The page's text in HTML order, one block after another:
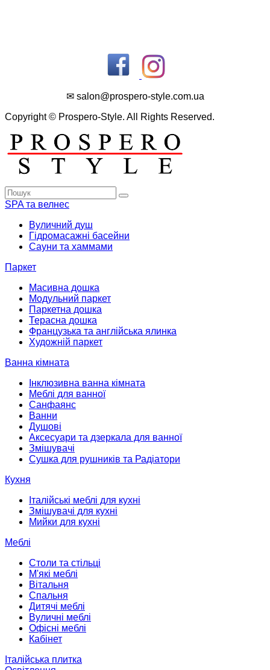
✉ salon@prospero-style.com.ua
Copyright © Prospero-Style. All Rights Reserved.
SPA та велнес
Вуличний душ
Гідромасажні басейни
Сауни та хаммами
Паркет
Масивна дошка
Модульний паркет
Паркетна дошка
Терасна дошка
Французька та англійська ялинка
Художній паркет
Ванна кімната
Інклюзивна ванна кімната
Меблі для ванної
Санфаянс
Ванни
Душові
Аксесуари та дзеркала для ванної
Змішувачі
Сушка для рушників та Радіатори
Кухня
Італійські меблі для кухні
Змішувачі для кухні
Мийки для кухні
Меблі
Столи та стільці
М'які меблі
Вітальня
Спальня
Дитячі меблі
Вуличні меблі
Офісні меблі
Кабінет
Італійська плитка